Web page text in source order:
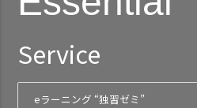
Service
eラーニング “独習ゼミ”